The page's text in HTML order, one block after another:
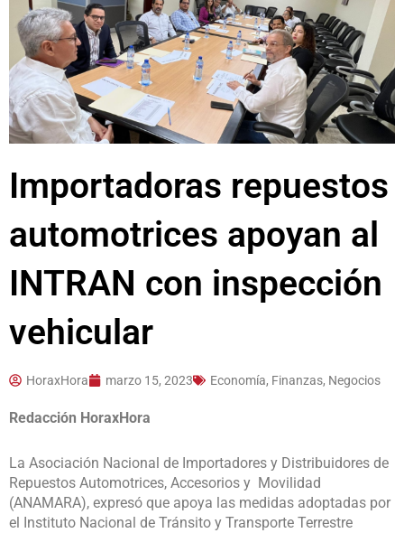
Importadoras repuestos
automotrices apoyan al
INTRAN con inspección
vehicular
HoraxHora marzo 15, 2023 Economía, Finanzas, Negocios
Redacción HoraxHora
La Asociación Nacional de Importadores y Distribuidores de
Repuestos Automotrices, Accesorios y Movilidad
(ANAMARA), expresó que apoya las medidas adoptadas por
el Instituto Nacional de Tránsito y Transporte Terrestre